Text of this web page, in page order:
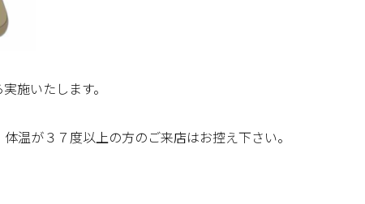
施いたします。
が３７度以上の方のご来店はお控え下さい。